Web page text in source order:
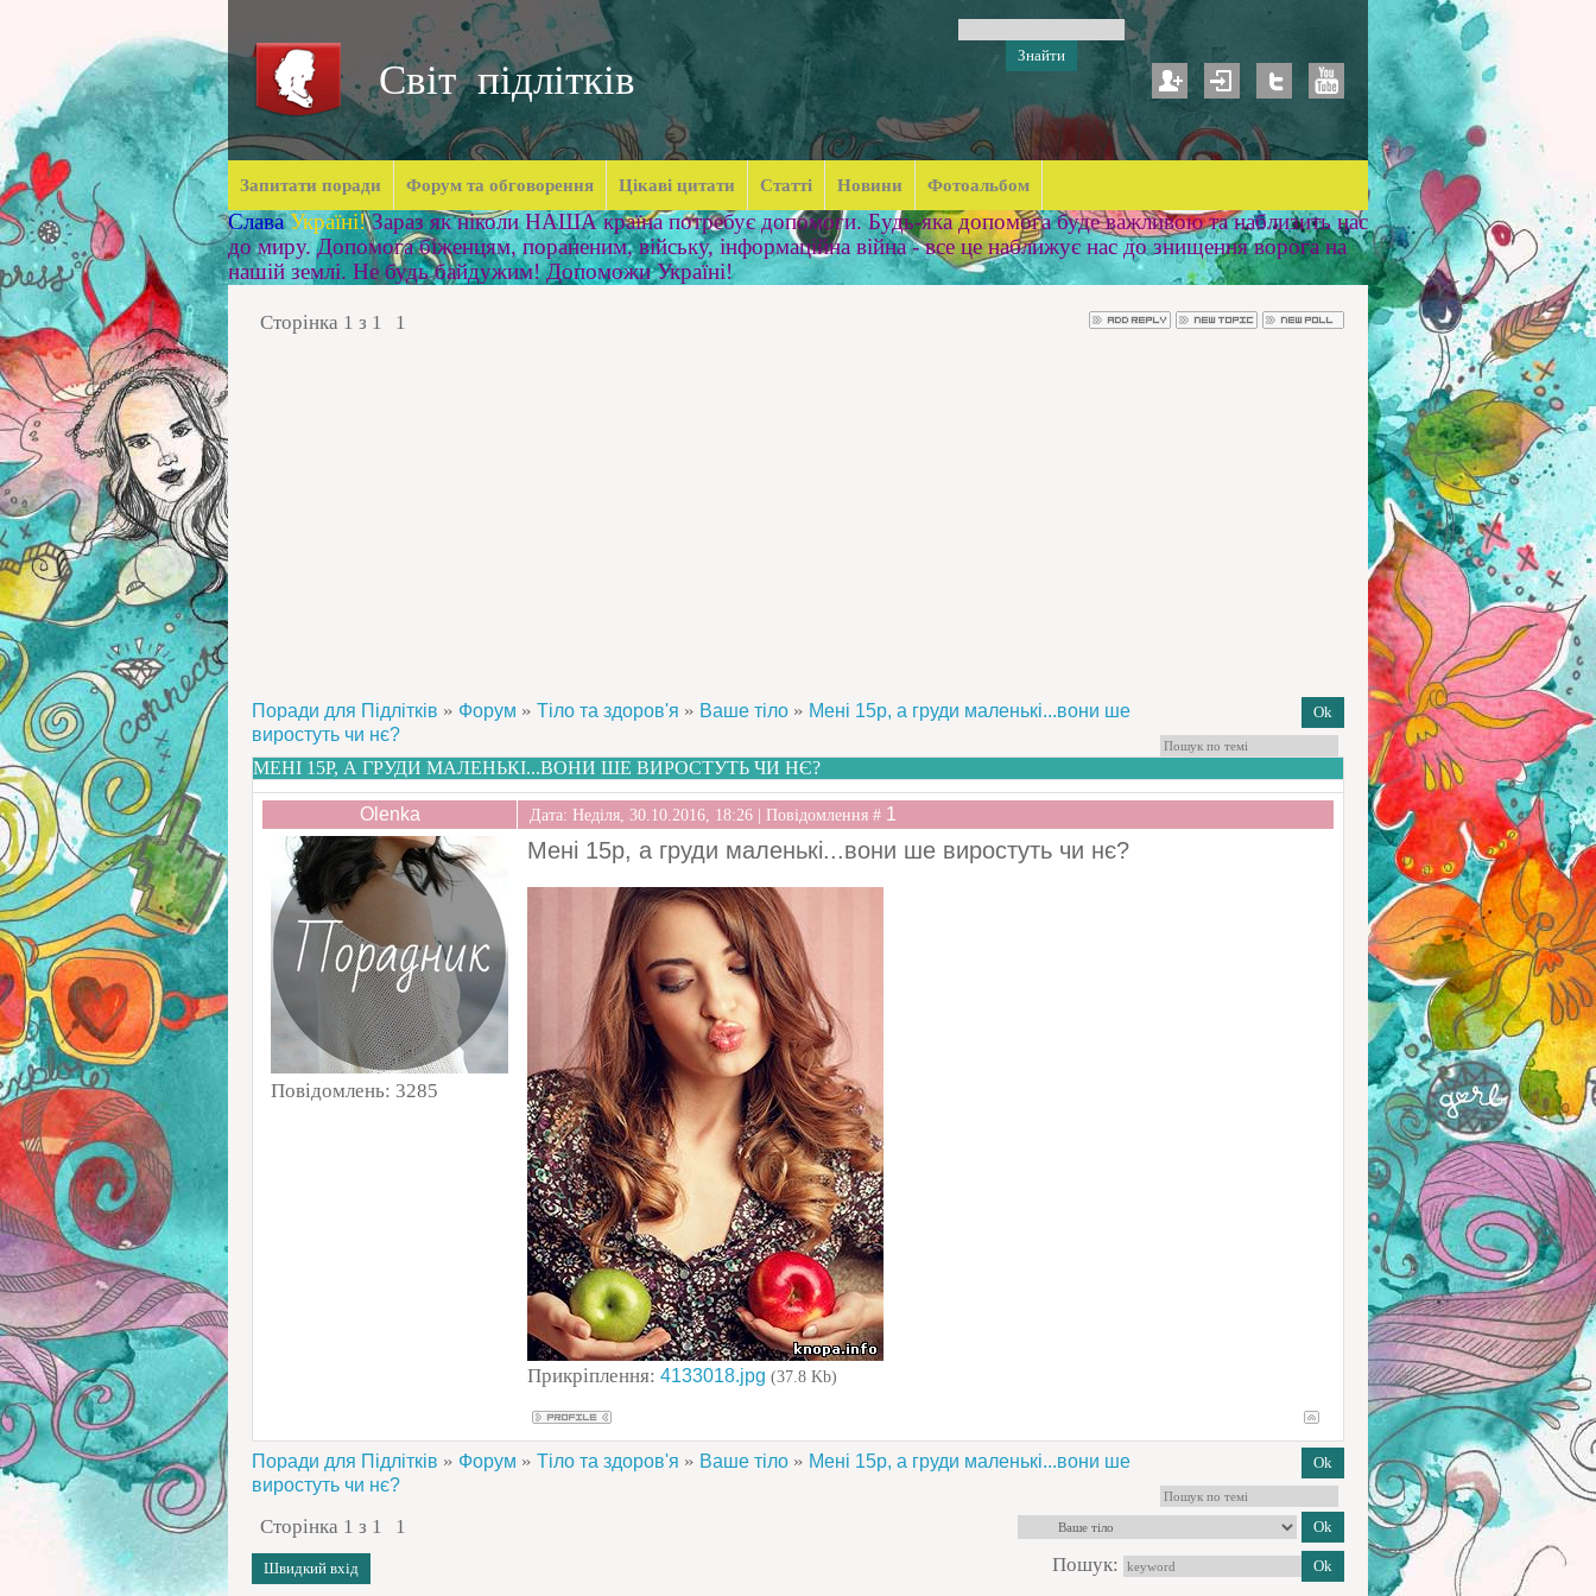
Світ підлітків
Запитати поради Форум та обговорення Цікаві цитати Статті Новини Фотоальбом
Слава Україні! Зараз як ніколи НАША країна потребує допомоги. Будь-яка допомога буде важливою та наблизить нас
до миру. Допомога біженцям, пораненим, війську, інформаційна війна - все це наближує нас до знищення ворога на
нашій землі. Не будь байдужим! Допоможи Україні!
Сторінка 1 з 1 1
Поради для Підлітків » Форум » Тіло та здоров'я » Ваше тіло » Мені 15р, а груди маленькі...вони ше
виростуть чи нє?
МЕНІ 15Р, А ГРУДИ МАЛЕНЬКІ...ВОНИ ШЕ ВИРОСТУТЬ ЧИ НЄ?
Olenka Дата: Неділя, 30.10.2016, 18:26 | Повідомлення # 1
Повідомлень: 3285
Мені 15р, а груди маленькі...вони ше виростуть чи нє?
Прикріплення: 4133018.jpg (37.8 Kb)
Поради для Підлітків » Форум » Тіло та здоров'я » Ваше тіло » Мені 15р, а груди маленькі...вони ше
виростуть чи нє?
Сторінка 1 з 1
1
Пошук: